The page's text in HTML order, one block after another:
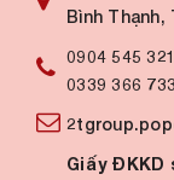
Bình Thạnh,
0904 545 321
0339 366
Giấy ĐKKD